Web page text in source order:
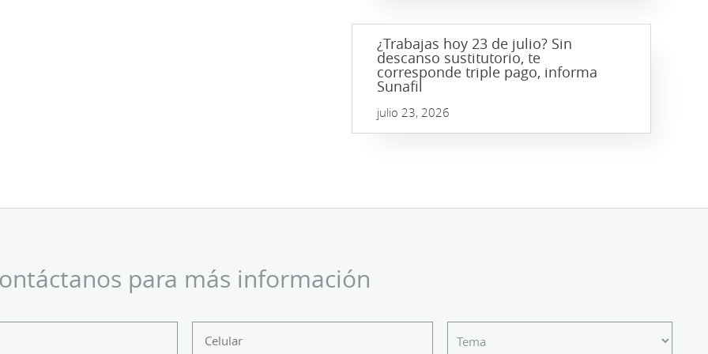
¿Trabajas hoy 23 de julio? Sin
descanso sustitutorio, te
corresponde triple pago, informa
Sunafil
julio 23, 2026
para más información